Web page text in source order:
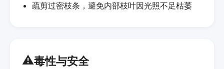
疏剪过密枝条，避免内部枝叶因光照不足枯萎
⚠️毒性与安全